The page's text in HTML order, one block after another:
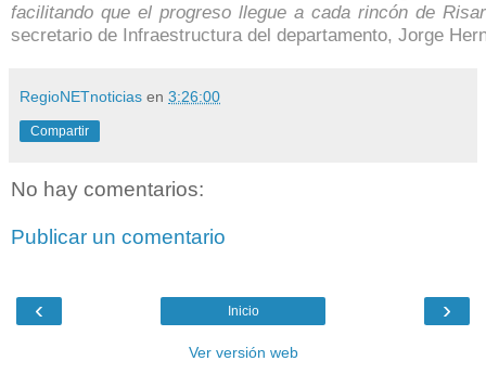
facilitando que el progreso llegue a cada rincón de
secretario de Infraestructura del departamento, Jorge
RegioNETnoticias en 3:26:00
Compartir
No hay comentarios:
Publicar un comentario
‹ ›
Inicio
Ver versión web